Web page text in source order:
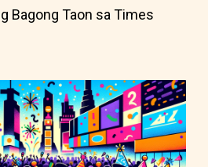
Bagong Taon sa Times